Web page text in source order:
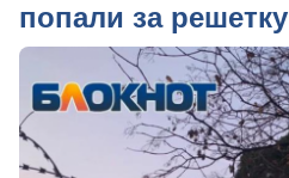
попали за решетку